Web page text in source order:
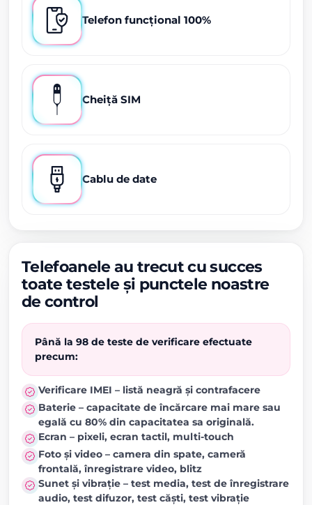
Telefon funcțional 100%
Cheiță SIM
Cablu de date
Telefoanele au trecut cu succes
toate testele și punctele noastre
de control
Până la 98 de teste de verificare efectuate
precum:
Verificare IMEI – listă neagră și contrafacere
Baterie – capacitate de încărcare mai mare sau
egală cu 80% din capacitatea sa originală.
Ecran – pixeli, ecran tactil, multi-touch
Foto și video – camera din spate, cameră
frontală, înregistrare video, blitz
Sunet și vibrație – test media, test de înregistrare
audio, test difuzor, test căști, test vibrație